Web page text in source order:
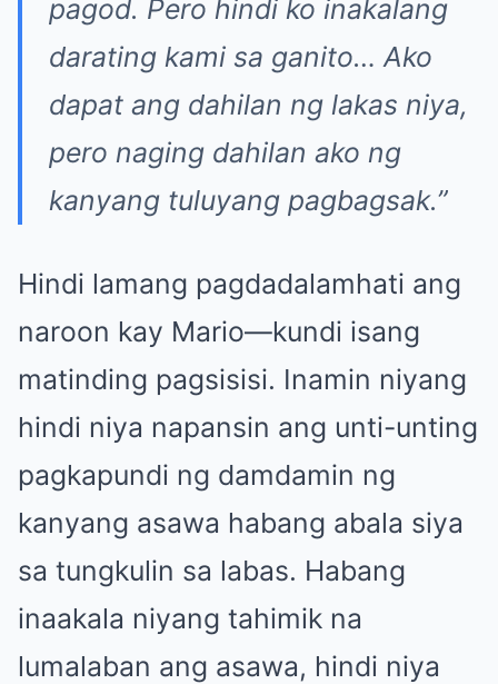
pagod. Pero hindi ko inakalang
darating kami sa ganito… Ako
dapat ang dahilan ng lakas niya,
pero naging dahilan ako ng
kanyang tuluyang pagbagsak.”
Hindi lamang pagdadalamhati ang
naroon kay Mario—kundi isang
matinding pagsisisi. Inamin niyang
hindi niya napansin ang unti-unting
pagkapundi ng damdamin ng
kanyang asawa habang abala siya
sa tungkulin sa labas. Habang
inaakala niyang tahimik na
lumalaban ang asawa, hindi niya